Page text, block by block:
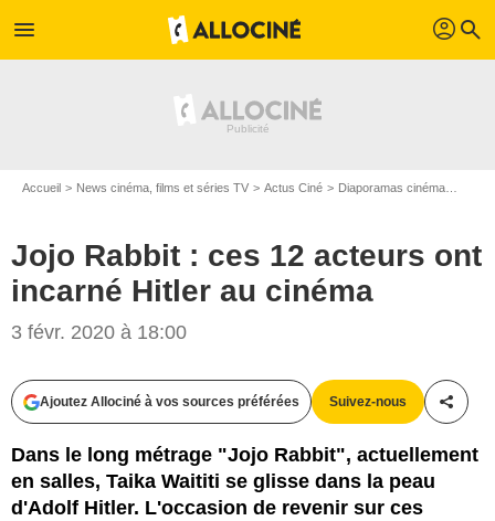
menu profil search
Accueil News cinéma, films et séries TV Actus Ciné Diaporamas cinéma
Jojo Rabbit : ces 12 acteurs ont
incarné Hitler au cinéma
3 févr. 2020 à 18:00
Ajoutez Allociné à vos sources préférées Suivez-nous
Dans le long métrage "Jojo Rabbit", actuellement
en salles, Taika Waititi se glisse dans la peau
d'Adolf Hitler. L'occasion de revenir sur ces